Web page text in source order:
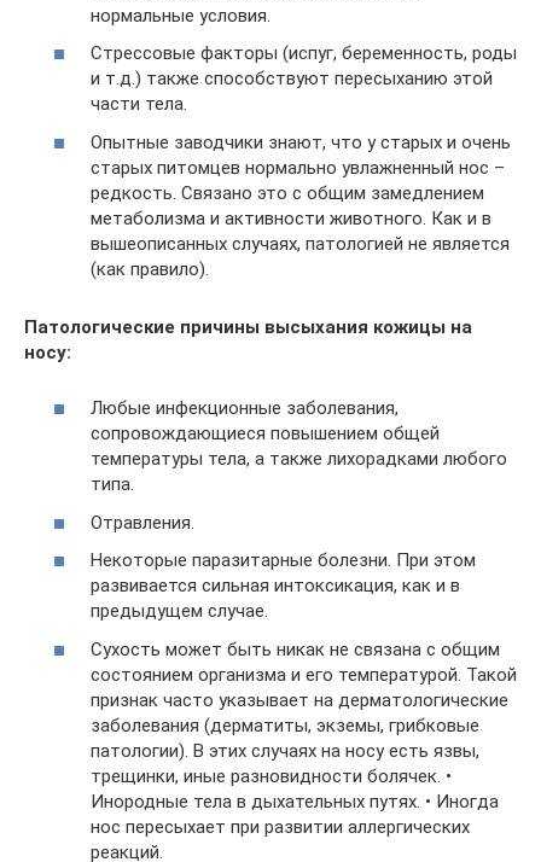
нормальные условия.
Стрессовые факторы (испуг, беременность, роды
и т.д.) также способствуют пересыханию этой
части тела.
Опытные заводчики знают, что у старых и очень
старых питомцев нормально увлажненный нос –
редкость. Связано это с общим замедлением
метаболизма и активности животного. Как и в
вышеописанных случаях, патологией не является
(как правило).
Патологические причины высыхания кожицы на
носу:
Любые инфекционные заболевания,
сопровождающиеся повышением общей
температуры тела, а также лихорадками любого
типа.
Отравления.
Некоторые паразитарные болезни. При этом
развивается сильная интоксикация, как и в
предыдущем случае.
Сухость может быть никак не связана с общим
состоянием организма и его температурой. Такой
признак часто указывает на дерматологические
заболевания (дерматиты, экземы, грибковые
патологии). В этих случаях на носу есть язвы,
трещинки, иные разновидности болячек. •
Инородные тела в дыхательных путях. • Иногда
нос пересыхает при развитии аллергических
реакций.